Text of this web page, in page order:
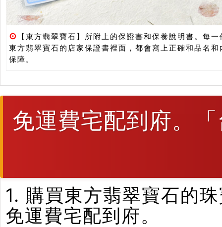
⊙
【東方翡翠寶石】所附上的保證書和保養說明書。每
東方翡翠寶石的店家保證書裡面，都會寫上正確和品名
保障。
免運費宅配到府。
1. 購買東方翡翠寶石的
免運費宅配到府。